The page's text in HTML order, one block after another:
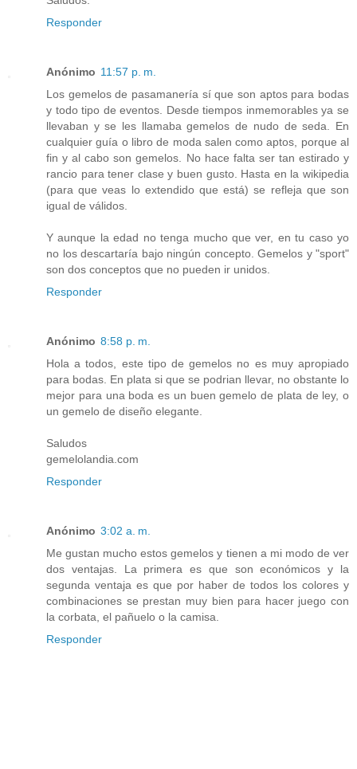
Responder
Anónimo 11:57 p. m.
Los gemelos de pasamanería sí que son aptos para bodas
y todo tipo de eventos. Desde tiempos inmemorables ya se
llevaban y se les llamaba gemelos de nudo de seda. En
cualquier guía o libro de moda salen como aptos, porque al
fin y al cabo son gemelos. No hace falta ser tan estirado y
rancio para tener clase y buen gusto. Hasta en la wikipedia
(para que veas lo extendido que está) se refleja que son
igual de válidos.
Y aunque la edad no tenga mucho que ver, en tu caso yo
no los descartaría bajo ningún concepto. Gemelos y "sport"
son dos conceptos que no pueden ir unidos.
Responder
Anónimo 8:58 p. m.
Hola a todos, este tipo de gemelos no es muy apropiado
para bodas. En plata si que se podrian llevar, no obstante lo
mejor para una boda es un buen gemelo de plata de ley, o
un gemelo de diseño elegante.
Saludos
gemelolandia.com
Responder
Anónimo 3:02 a. m.
Me gustan mucho estos gemelos y tienen a mi modo de ver
dos ventajas. La primera es que son económicos y la
segunda ventaja es que por haber de todos los colores y
combinaciones se prestan muy bien para hacer juego con
la corbata, el pañuelo o la camisa.
Responder